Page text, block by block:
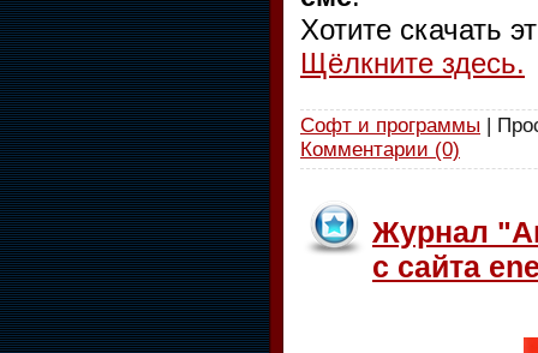
Хотите скачать
Щёлкните здесь.
Софт и программы |
Комментарии (0)
Журнал
с сайта